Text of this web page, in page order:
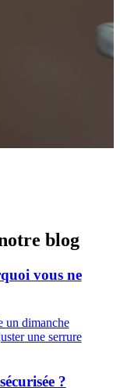
blog
vous ne
un dimanche
une serrure
?